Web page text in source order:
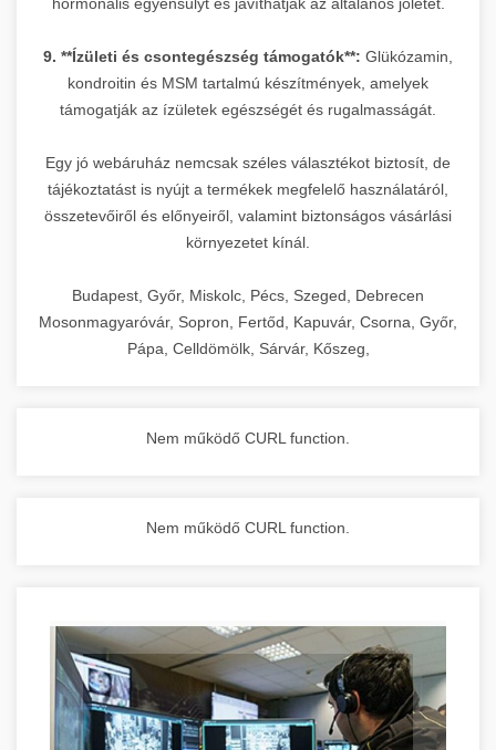
9. **Ízületi és csontegészség támogatók**: Glükózamin,
kondroitin és MSM tartalmú készítmények, amelyek
támogatják az ízületek egészségét és rugalmasságát.
Egy jó webáruház nemcsak széles választékot biztosít, de
tájékoztatást is nyújt a termékek megfelelő használatáról,
összetevőiről és előnyeiről, valamint biztonságos vásárlási
környezetet kínál.
Budapest, Győr, Miskolc, Pécs, Szeged, Debrecen
Mosonmagyaróvár, Sopron, Fertőd, Kapuvár, Csorna, Győr,
Pápa, Celldömölk, Sárvár, Kőszeg,
Nem működő CURL function.
Nem működő CURL function.